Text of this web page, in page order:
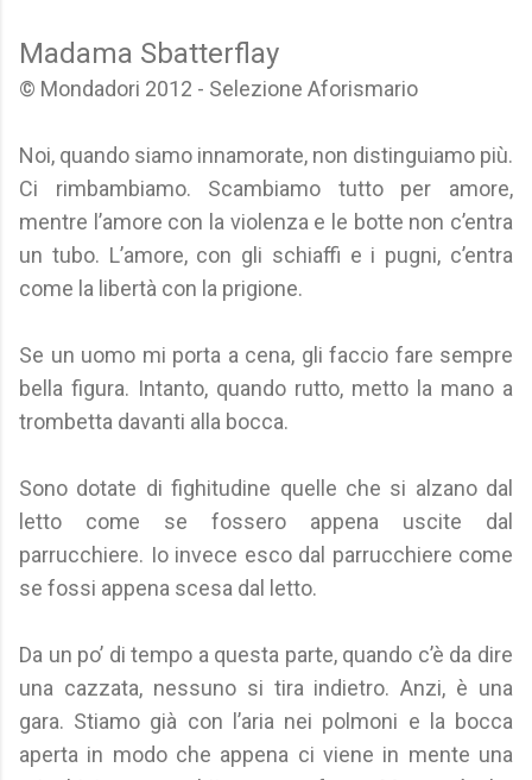
Madama Sbatterflay
© Mondadori 2012 - Selezione Aforismario
Noi, quando siamo innamorate, non distinguiamo più.
Ci rimbambiamo. Scambiamo tutto per amore,
mentre l’amore con la violenza e le botte non c’entra
un tubo. L’amore, con gli schiaffi e i pugni, c’entra
come la libertà con la prigione.
Se un uomo mi porta a cena, gli faccio fare sempre
bella figura. Intanto, quando rutto, metto la mano a
trombetta davanti alla bocca.
Sono dotate di fighitudine quelle che si alzano dal
letto come se fossero appena uscite dal
parrucchiere. Io invece esco dal parrucchiere come
se fossi appena scesa dal letto.
Da un po’ di tempo a questa parte, quando c’è da dire
una cazzata, nessuno si tira indietro. Anzi, è una
gara. Stiamo già con l’aria nei polmoni e la bocca
aperta in modo che appena ci viene in mente una